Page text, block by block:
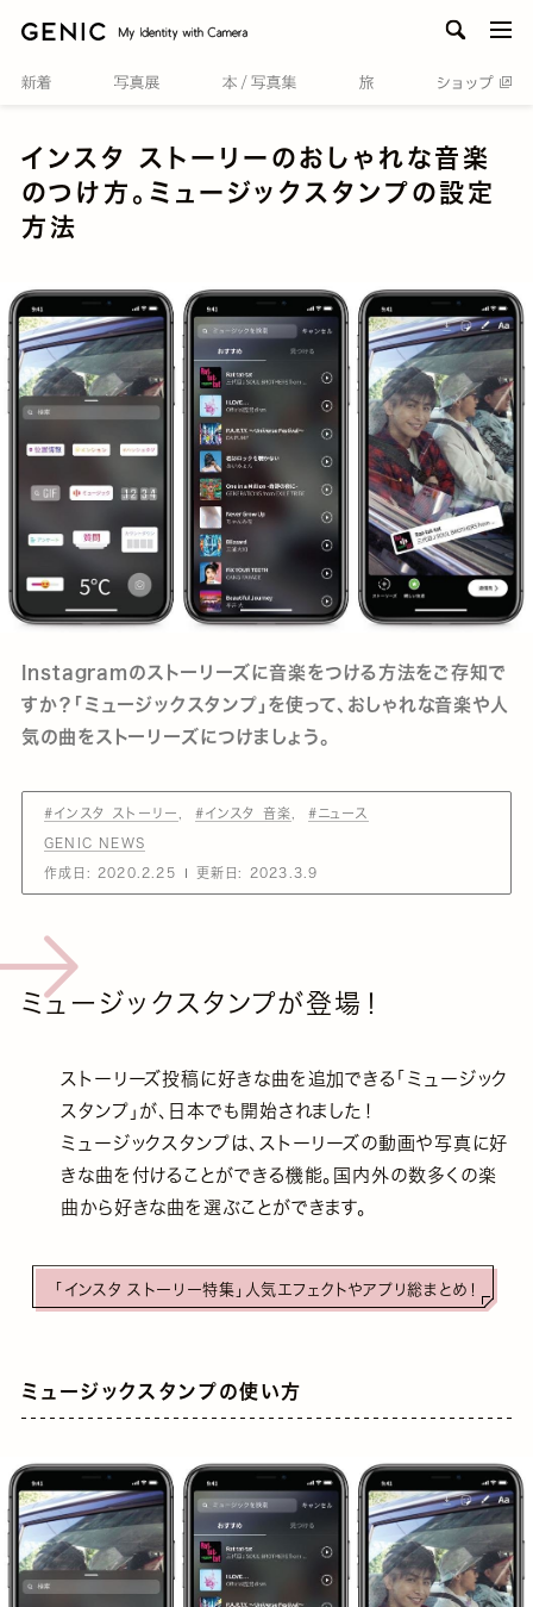
インスタ ストーリーのおしゃれな音楽
のつけ方。ミュージックスタンプの設定
方法
Instagramのストーリーズに音楽をつける方法をご存知で
すか？「ミュージックスタンプ」を使って、おしゃれな音楽や人
気の曲をストーリーズにつけましょう。
#インスタ ストーリー #インスタ 音楽 #ニュース
GENIC NEWS
作成日: 2020.2.25 更新日: 2023.3.9
ミュージックスタンプが登場！
ストーリーズ投稿に好きな曲を追加できる「ミュージック
スタンプ」が、日本でも開始されました！
ミュージックスタンプは、ストーリーズの動画や写真に好
きな曲を付けることができる機能。国内外の数多くの楽
曲から好きな曲を選ぶことができます。
「インスタ ストーリー特集」人気エフェクトやアプリ総まとめ！
ミュージックスタンプの使い方